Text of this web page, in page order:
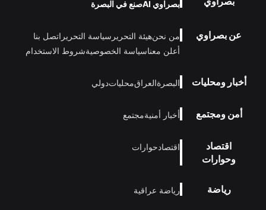
بصراوي AI
صنع في البصرة
عن بصراوي من نحنهيئة التحرير سياسة التحرير اتصل بنا
أعلن معناسياسة الخصوصيةشروط الاستخدام
أخبار ومحليات البصرةالعراقمحلياتدولي
أمن ومجتمع أخبار أمنيةمجتمع
اقتصاد
وحوارات
اقتصادحوارات
رياضة رياضة عراقية